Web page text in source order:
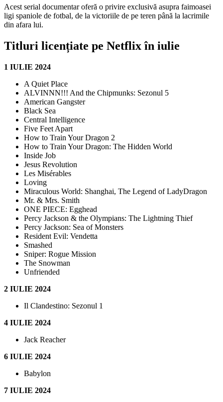
Acest serial documentar oferă o privire exclusivă asupra faimoasei
ligi spaniole de fotbal, de la victoriile de pe teren până la lacrimile
din afara lui.
Titluri licențiate pe Netflix în iulie
1 IULIE 2024
A Quiet Place
ALVINNN!!! And the Chipmunks: Sezonul 5
American Gangster
Black Sea
Central Intelligence
Five Feet Apart
How to Train Your Dragon 2
How to Train Your Dragon: The Hidden World
Inside Job
Jesus Revolution
Les Misérables
Loving
Miraculous World: Shanghai, The Legend of LadyDragon
Mr. & Mrs. Smith
ONE PIECE: Egghead
Percy Jackson & the Olympians: The Lightning Thief
Percy Jackson: Sea of Monsters
Resident Evil: Vendetta
Smashed
Sniper: Rogue Mission
The Snowman
Unfriended
2 IULIE 2024
Il Clandestino: Sezonul 1
4 IULIE 2024
Jack Reacher
6 IULIE 2024
Babylon
7 IULIE 2024